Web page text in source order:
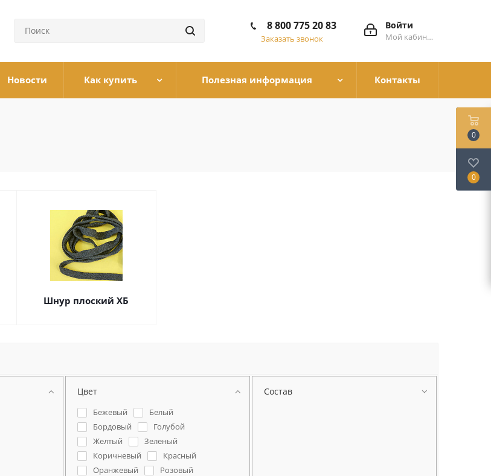
Войти
Мой кабинет
8 800 775 20 83
Заказать звонок
Новости Как купить Полезная информация Контакты
Шнур плоский ХБ
Цвет
Бежевый
Белый
Бордовый
Голубой
Желтый
Зеленый
Коричневый
Красный
Оранжевый
Розовый
Состав
0
0